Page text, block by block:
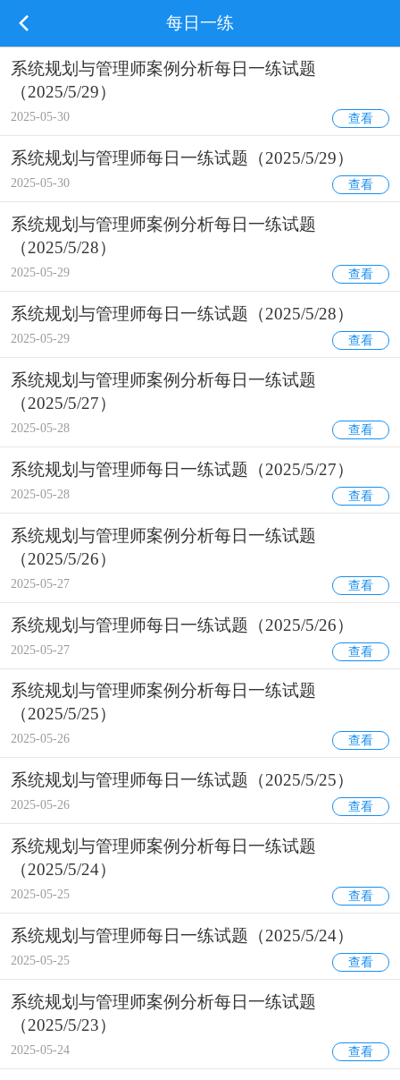
每日一练
系统规划与管理师案例分析每日一练试题
（2025/5/29）
2025-05-30 查看
系统规划与管理师每日一练试题（2025/5/29）
2025-05-30 查看
系统规划与管理师案例分析每日一练试题
（2025/5/28）
2025-05-29 查看
系统规划与管理师每日一练试题（2025/5/28）
2025-05-29 查看
系统规划与管理师案例分析每日一练试题
（2025/5/27）
2025-05-28 查看
系统规划与管理师每日一练试题（2025/5/27）
2025-05-28 查看
系统规划与管理师案例分析每日一练试题
（2025/5/26）
2025-05-27 查看
系统规划与管理师每日一练试题（2025/5/26）
2025-05-27 查看
系统规划与管理师案例分析每日一练试题
（2025/5/25）
2025-05-26 查看
系统规划与管理师每日一练试题（2025/5/25）
2025-05-26 查看
系统规划与管理师案例分析每日一练试题
（2025/5/24）
2025-05-25 查看
系统规划与管理师每日一练试题（2025/5/24）
2025-05-25 查看
系统规划与管理师案例分析每日一练试题
（2025/5/23）
2025-05-24 查看